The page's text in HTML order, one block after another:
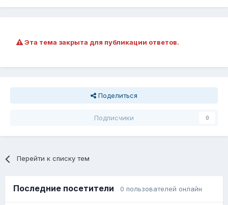
Эта тема закрыта для публикации ответов.
Поделиться
Подписчики 0
Перейти к списку тем
Последние посетители 0 пользователей онлайн